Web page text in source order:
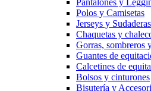
Pantalones y
Polos y Camisetas
Jerseys y Sudaderas
Chaquetas y
Gorras, sombreros
Guantes de
Calcetines de
Bolsos y cinturones
Bisutería y